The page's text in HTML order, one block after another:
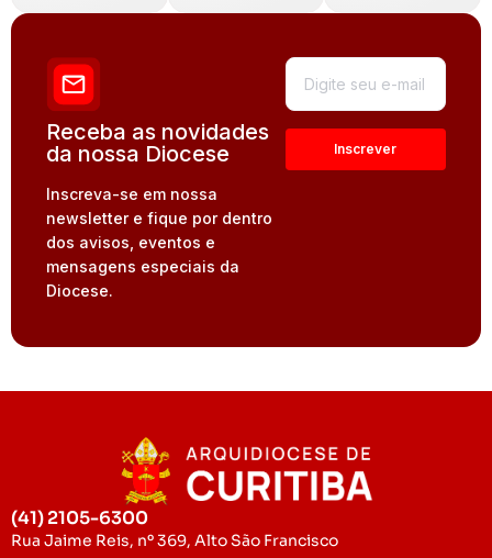
Receba as novidades
da nossa Diocese
Inscreva-se em nossa
newsletter e fique por dentro
dos avisos, eventos e
mensagens especiais da
Diocese.
(41) 2105-6300
Rua Jaime Reis, nº 369, Alto São Francisco